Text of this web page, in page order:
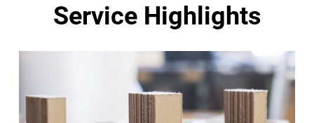
Service Highlights